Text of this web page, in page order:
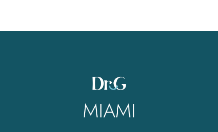
MIAMI